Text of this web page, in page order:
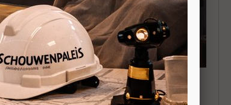
MCZ Philo
Vrijstaande ondiepe pelletkachel
14kW